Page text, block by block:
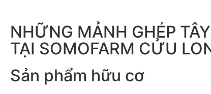
NHỮNG MẢNH GHÉP
TẠI SOMOFARM CỬU
Sản phẩm hữu cơ